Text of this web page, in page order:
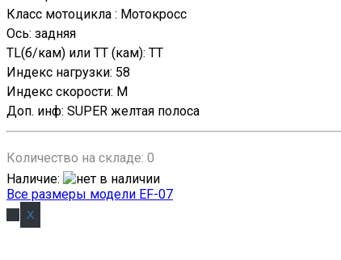
Класс мотоцикла : Мотокросс
Ось: задняя
TL(б/кам) или TT (кам): TT
Индекс нагрузки: 58
Индекс скорости: M
Доп. инф: SUPER желтая полоса
Количество на складе: 0
Наличие:
Все размеры модели EF-07